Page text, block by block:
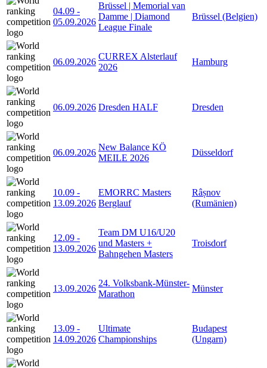
04.09 -
05.09.2026
Brüssel | Memorial van
Damme | Diamond
League Finale
Brüssel (Belgien)
06.09.2026
CURREX Alsterlauf
2026
Hamburg
06.09.2026 Dresden HALF Dresden
06.09.2026
New Balance KÖ
MEILE 2026
Düsseldorf
10.09 -
13.09.2026
EMORRC Masters
Berglauf
Râșnov
(Rumänien)
12.09 -
13.09.2026
Team DM U16/U20
und Masters +
Bahngehen Masters
Troisdorf
13.09.2026
24. Volksbank-Münster-
Marathon
Münster
13.09 -
14.09.2026
Ultimate
Championships
Budapest
(Ungarn)